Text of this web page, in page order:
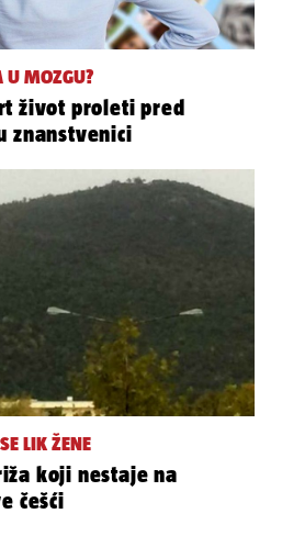
U MOZGU?
život proleti pred
znanstvenici
LIK ŽENE
koji nestaje na
češći